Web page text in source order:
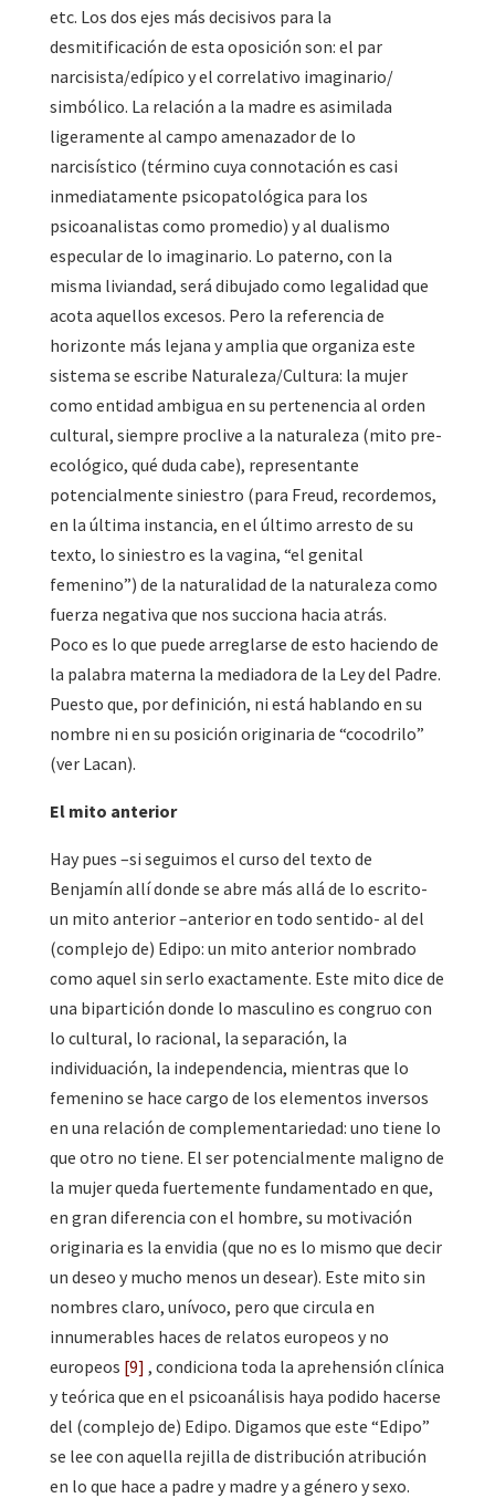
etc. Los dos ejes más decisivos para la
desmitificación de esta oposición son: el par
narcisista/edípico y el correlativo imaginario/
simbólico. La relación a la madre es asimilada
ligeramente al campo amenazador de lo
narcisístico (término cuya connotación es casi
inmediatamente psicopatológica para los
psicoanalistas como promedio) y al dualismo
especular de lo imaginario. Lo paterno, con la
misma liviandad, será dibujado como legalidad que
acota aquellos excesos. Pero la referencia de
horizonte más lejana y amplia que organiza este
sistema se escribe Naturaleza/Cultura: la mujer
como entidad ambigua en su pertenencia al orden
cultural, siempre proclive a la naturaleza (mito pre-
ecológico, qué duda cabe), representante
potencialmente siniestro (para Freud, recordemos,
en la última instancia, en el último arresto de su
texto, lo siniestro es la vagina, “el genital
femenino”) de la naturalidad de la naturaleza como
fuerza negativa que nos succiona hacia atrás.
Poco es lo que puede arreglarse de esto haciendo de
la palabra materna la mediadora de la Ley del Padre.
Puesto que, por definición, ni está hablando en su
nombre ni en su posición originaria de “cocodrilo”
(ver Lacan).
El mito anterior
Hay pues –si seguimos el curso del texto de
Benjamín allí donde se abre más allá de lo escrito-
un mito anterior –anterior en todo sentido- al del
(complejo de) Edipo: un mito anterior nombrado
como aquel sin serlo exactamente. Este mito dice de
una bipartición donde lo masculino es congruo con
lo cultural, lo racional, la separación, la
individuación, la independencia, mientras que lo
femenino se hace cargo de los elementos inversos
en una relación de complementariedad: uno tiene lo
que otro no tiene. El ser potencialmente maligno de
la mujer queda fuertemente fundamentado en que,
en gran diferencia con el hombre, su motivación
originaria es la envidia (que no es lo mismo que decir
un deseo y mucho menos un desear). Este mito sin
nombres claro, unívoco, pero que circula en
innumerables haces de relatos europeos y no
europeos [9] , condiciona toda la aprehensión clínica
y teórica que en el psicoanálisis haya podido hacerse
del (complejo de) Edipo. Digamos que este “Edipo”
se lee con aquella rejilla de distribución atribución
en lo que hace a padre y madre y a género y sexo.